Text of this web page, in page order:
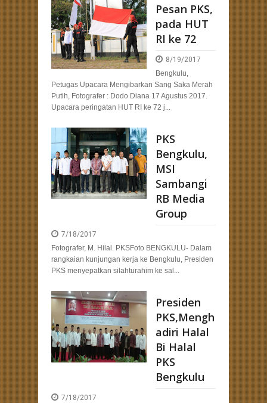
Pesan PKS,
pada HUT
RI ke 72
8/19/2017
Bengkulu,
Petugas Upacara Mengibarkan Sang Saka Merah
Putih, Fotografer : Dodo Diana 17 Agustus 2017.
Upacara peringatan HUT RI ke 72 j...
PKS
Bengkulu,
MSI
Sambangi
RB Media
Group
7/18/2017
Fotografer, M. Hilal. PKSFoto BENGKULU- Dalam
rangkaian kunjungan kerja ke Bengkulu, Presiden
PKS menyepatkan silahturahim ke sal...
Presiden
PKS,Mengh
adiri Halal
Bi Halal
PKS
Bengkulu
7/18/2017